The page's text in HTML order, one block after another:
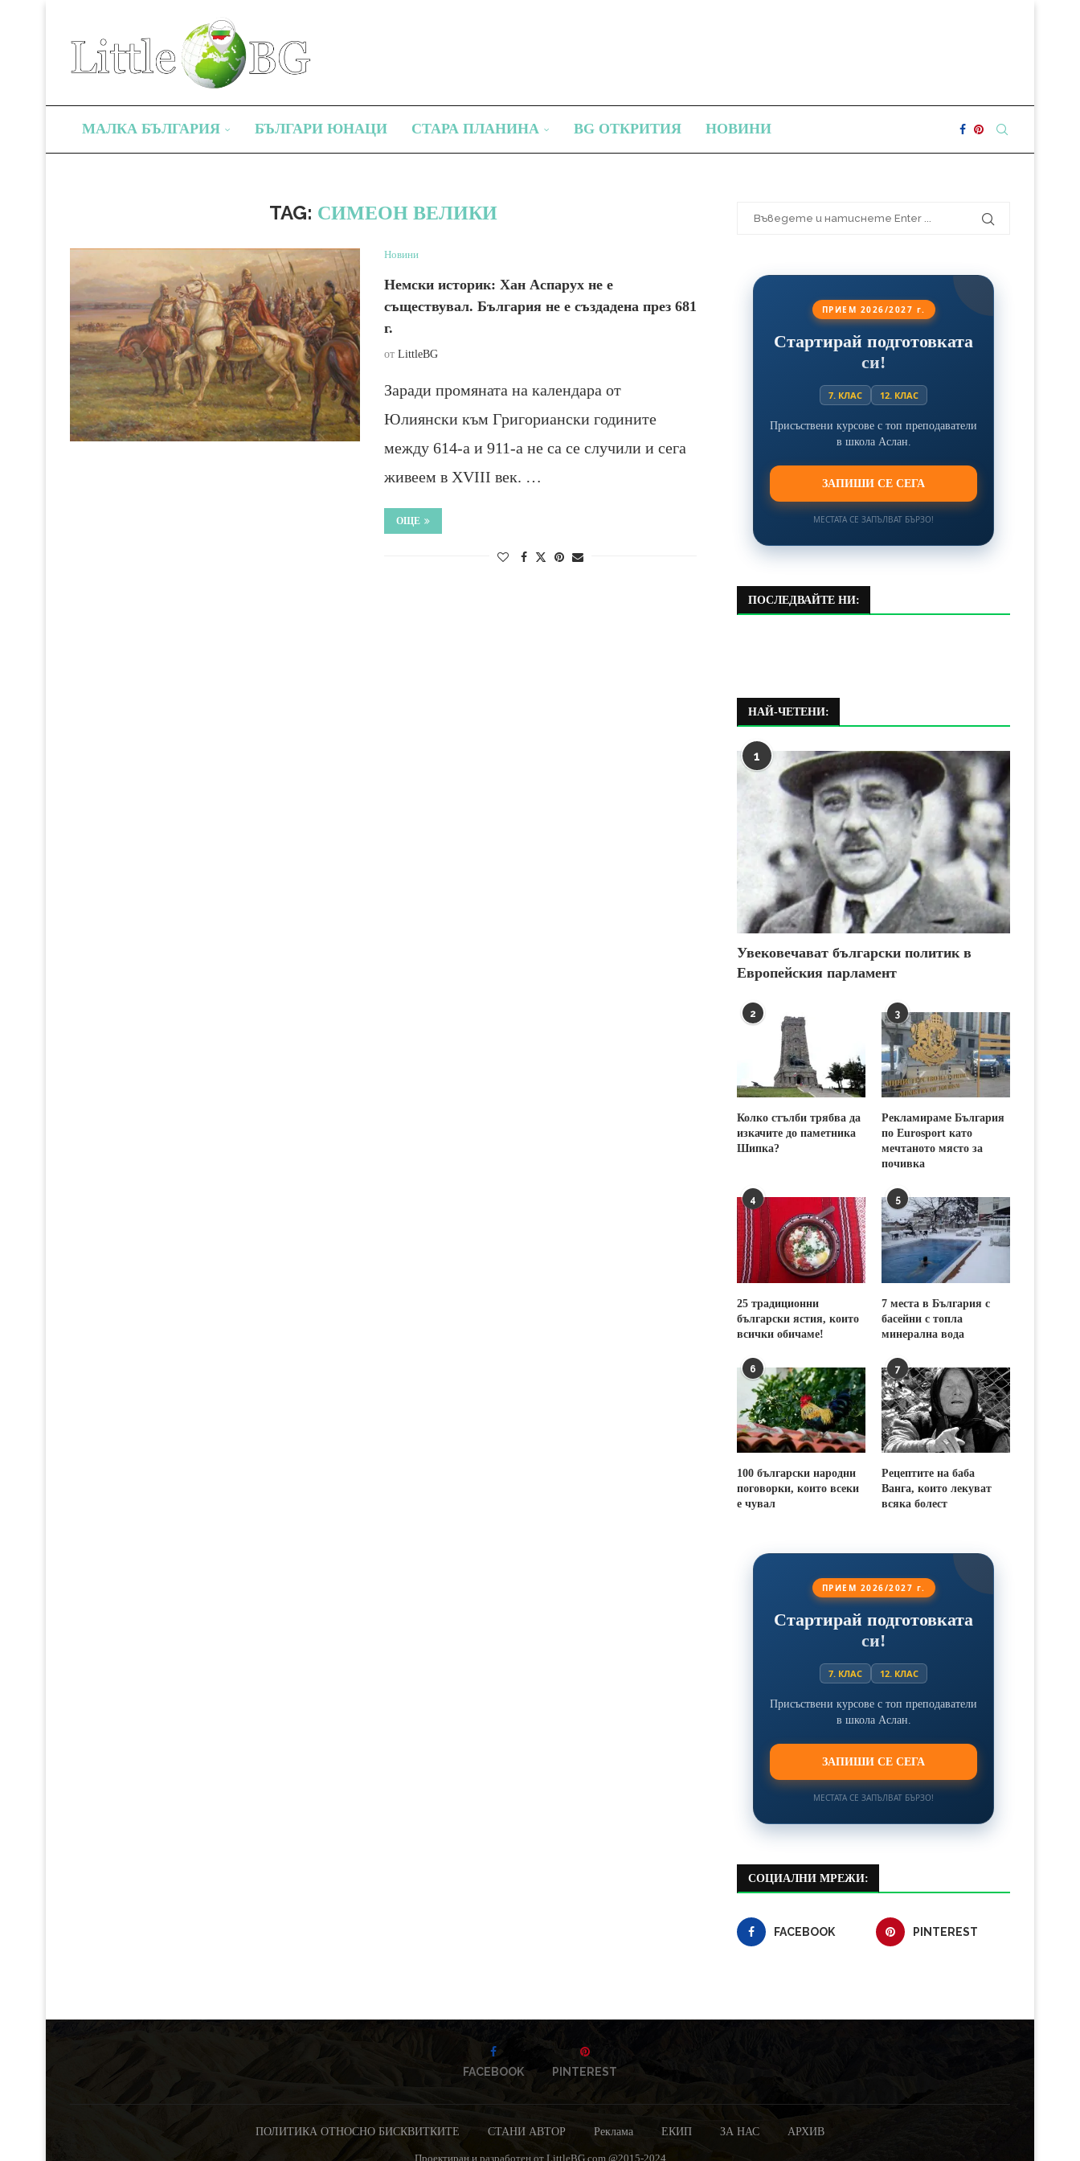
МАЛКА БЪЛГАРИЯ БЪЛГАРИ ЮНАЦИ СТАРА ПЛАНИНА BG ОТКРИТИЯ НОВИНИ
TAG: СИМЕОН ВЕЛИКИ
Новини
Немски историк: Хан Аспарух не е
съществувал. България не е създадена през 681
г.
от LittleBG
Заради промяната на календара от
Юлиянски към Григориански годините
между 614-а и 911-а не са се случили и сега
живеем в ХVІІІ век. …
ОЩЕ
ПРИЕМ 2026/2027 г.
Стартирай подготовката
си!
7. КЛАС 12. КЛАС
Присъствени курсове с топ преподаватели
в школа Аслан.
ЗАПИШИ СЕ СЕГА
МЕСТАТА СЕ ЗАПЪЛВАТ БЪРЗО!
ПОСЛЕДВАЙТЕ НИ:
НАЙ-ЧЕТЕНИ:
1
Увековечават български политик в
Европейския парламент
2
Колко стълби трябва да
изкачите до паметника
Шипка?
3
Рекламираме България
по Eurosport като
мечтаното място за
почивка
4
25 традиционни
български ястия, които
всички обичаме!
5
7 места в България с
басейни с топла
минерална вода
6
100 български народни
поговорки, които всеки
е чувал
7
Рецептите на баба
Ванга, които лекуват
всяка болест
ПРИЕМ 2026/2027 г.
Стартирай подготовката
си!
7. КЛАС 12. КЛАС
Присъствени курсове с топ преподаватели
в школа Аслан.
ЗАПИШИ СЕ СЕГА
МЕСТАТА СЕ ЗАПЪЛВАТ БЪРЗО!
СОЦИАЛНИ МРЕЖИ:
FACEBOOK PINTEREST
FACEBOOK PINTEREST
ПОЛИТИКА ОТНОСНО БИСКВИТКИТЕ СТАНИ АВТОР Реклама ЕКИП ЗА НАС АРХИВ
Проектиран и разработен от LittleBG.com @2015-2024